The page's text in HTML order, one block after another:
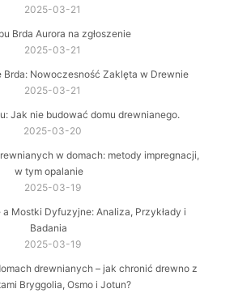
2025-03-21
Brda Aurora na zgłoszenie
2025-03-21
Brda: Nowoczesność Zaklęta w Drewnie
2025-03-21
Jak nie budować domu drewnianego.
2025-03-20
w domach: metody impregnacji,
w tym opalanie
2025-03-19
Mostki Dyfuzyjne: Analiza, Przykłady i
Badania
2025-03-19
drewnianych – jak chronić drewno z
Bryggolia, Osmo i Jotun?